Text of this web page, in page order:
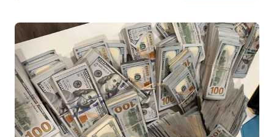
بانک،
بورس
و
بیمه
اقتصاد
جهان